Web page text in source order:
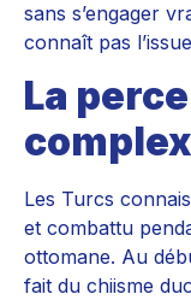
sans s’engager
connaît pas l’issue
La
Les Turcs
et combattu
ottomane. Au
fait du chiisme